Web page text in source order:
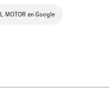
MOTOR en Google